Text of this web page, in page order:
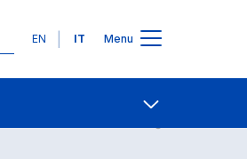
Lingue
EN IT Menu
Contatti